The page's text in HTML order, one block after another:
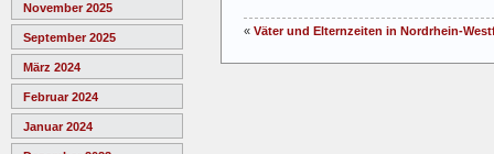
November 2025
September 2025
März 2024
Februar 2024
Januar 2024
« Väter und Elternzeiten in Nordrhein-